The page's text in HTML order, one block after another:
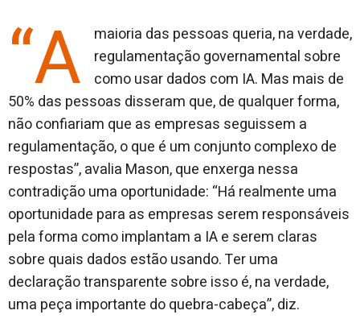
“A
maioria das pessoas queria, na verdade,
regulamentação governamental sobre
como usar dados com IA. Mas mais de
50% das pessoas disseram que, de qualquer forma,
não confiariam que as empresas seguissem a
regulamentação, o que é um conjunto complexo de
respostas”, avalia Mason, que enxerga nessa
contradição uma oportunidade: “Há realmente uma
oportunidade para as empresas serem responsáveis
​​pela forma como implantam a IA e serem claras
sobre quais dados estão usando. Ter uma
declaração transparente sobre isso é, na verdade,
uma peça importante do quebra-cabeça”, diz.